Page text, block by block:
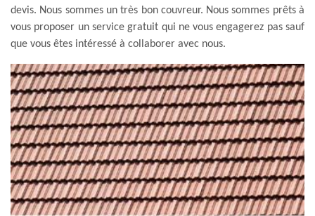
devis. Nous sommes un très bon couvreur. Nous sommes prêts à
vous proposer un service gratuit qui ne vous engagerez pas sauf
que vous êtes intéressé à collaborer avec nous.